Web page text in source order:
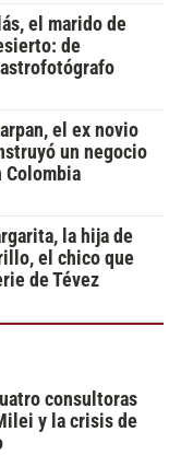
el marido de
de
el ex novio
un negocio
Colombia
la hija de
el chico que
de Tévez
consultoras
y la crisis de